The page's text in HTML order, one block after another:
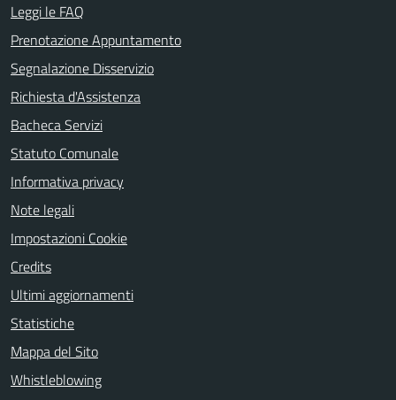
Leggi le FAQ
Prenotazione Appuntamento
Segnalazione Disservizio
Richiesta d'Assistenza
Bacheca Servizi
Statuto Comunale
Informativa privacy
Note legali
Impostazioni Cookie
Credits
Ultimi aggiornamenti
Statistiche
Mappa del Sito
Whistleblowing